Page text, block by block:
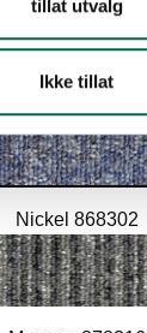
tillat utvalg
Ikke tillat
Nickel 868302